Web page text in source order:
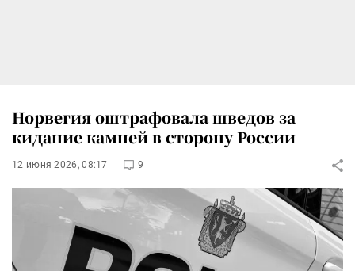
Норвегия оштрафовала шведов за
кидание камней в сторону России
12 июня 2026, 08:17 9